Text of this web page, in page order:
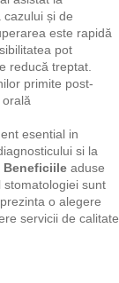
și de
este rapidă
pot
reducă treptat.
primite post-
esential in
si la
Beneficiile aduse
stomatologiei sunt
o alegere
servicii de calitate